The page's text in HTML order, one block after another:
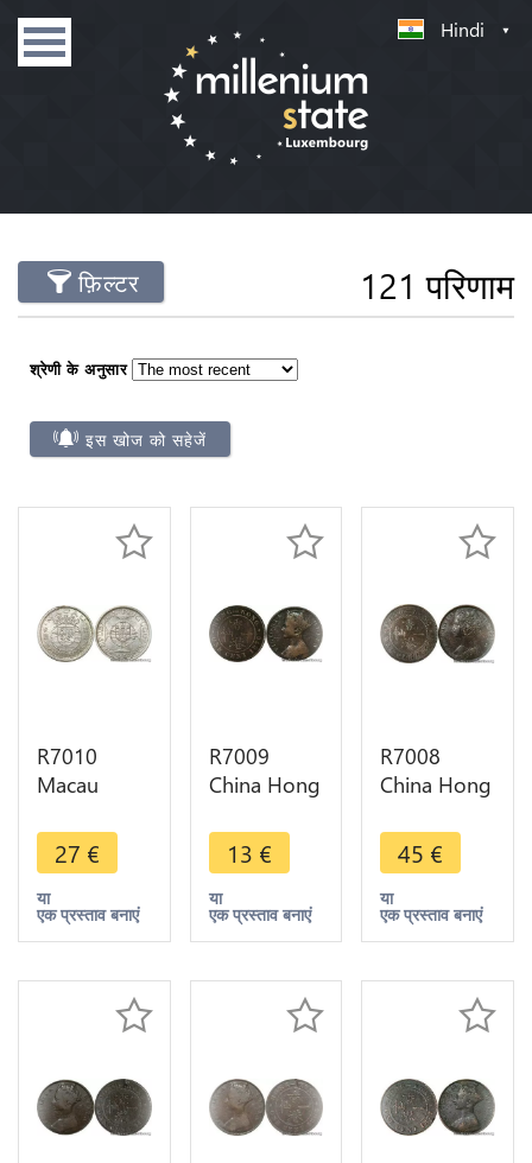
Hindi
फ़िल्टर 121 परिणाम
श्रेणी के अनुसार
इस खोज को सहेजें
R7010
Macau
Colony 5
Patacas
1952 Silver
AU+ ->
27 €
या
एक प्रस्ताव बनाएं
R7009
China Hong
Cent
Victoria
1876 ->
Make offer
13 €
या
एक प्रस्ताव बनाएं
R7008
China Hong
Cent
Victoria
1901 H
Heaton ->
45 €
या
एक प्रस्ताव बनाएं